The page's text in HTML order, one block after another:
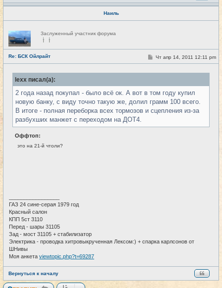
Наиль
Н
е
в
с
е
Заслуженный участник форума
Re: БСК Ойлрайт #60
С
о
е
н
е
Чт апр 14, 2011 12:11 pm
lexx писал(а):
2 года назад покупал - было всё ок. А вот в том году купил
новую банку, с виду точно такую же, долил грамм 100 всего.
В итоге - полная переборка всех тормозов и сцепления из-за
разбухших манжет с переходом на ДОТ4.
Оффтоп:
это на 21-й чтоли?
ГАЗ 24 сине-серая 1979 год
Красный салон
КПП 5ст 3110
Перед - шары 31105
Зад - мост 31105 + стабилизатор
Электрика - проводка хитровыкрученная Лексом:) + спарка карлсонов от
ШНивы
Моя анкета viewtopic.php?t=69287
Вернуться к началу